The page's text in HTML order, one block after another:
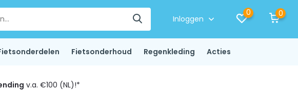
Inloggen
0 0
Fietsonderhoud Regenkleding Acties
v.a. €100 (NL)!*